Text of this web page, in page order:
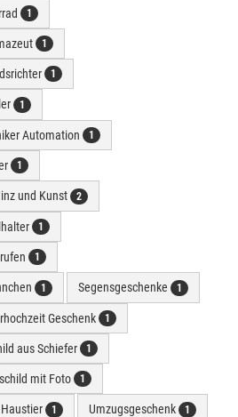
1
1
1
1
Automation 1
1
und Kunst 2
1
1
1 Segensgeschenke 1
Geschenk 1
aus Schiefer 1
mit Foto 1
1 Umzugsgeschenk 1